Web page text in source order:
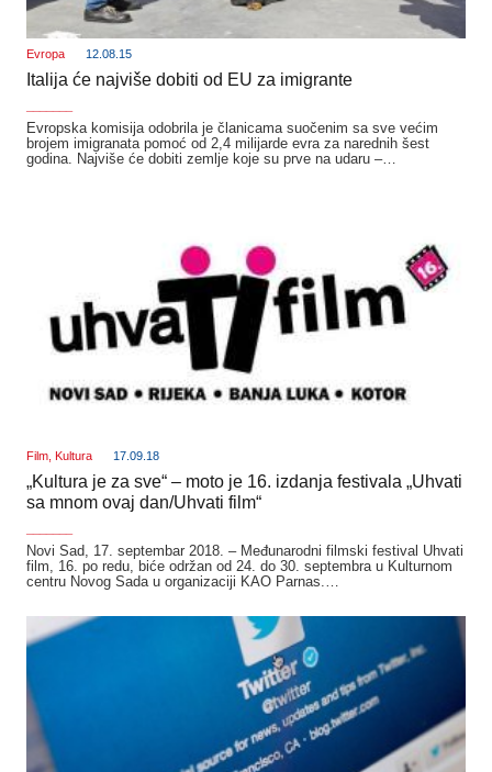
Evropa 12.08.15
Italija će najviše dobiti od EU za imigrante
Evropska komisija odobrila je članicama suočenim sa sve većim
brojem imigranata pomoć od 2,4 milijarde evra za narednih šest
godina. Najviše će dobiti zemlje koje su prve na udaru –…
Film Kultura 17.09.18
„Kultura je za sve“ – moto je 16. izdanja festivala „Uhvati
sa mnom ovaj dan/Uhvati film“
Novi Sad, 17. septembar 2018. – Međunarodni filmski festival Uhvati
film, 16. po redu, biće održan od 24. do 30. septembra u Kulturnom
centru Novog Sada u organizaciji KAO Parnas.…